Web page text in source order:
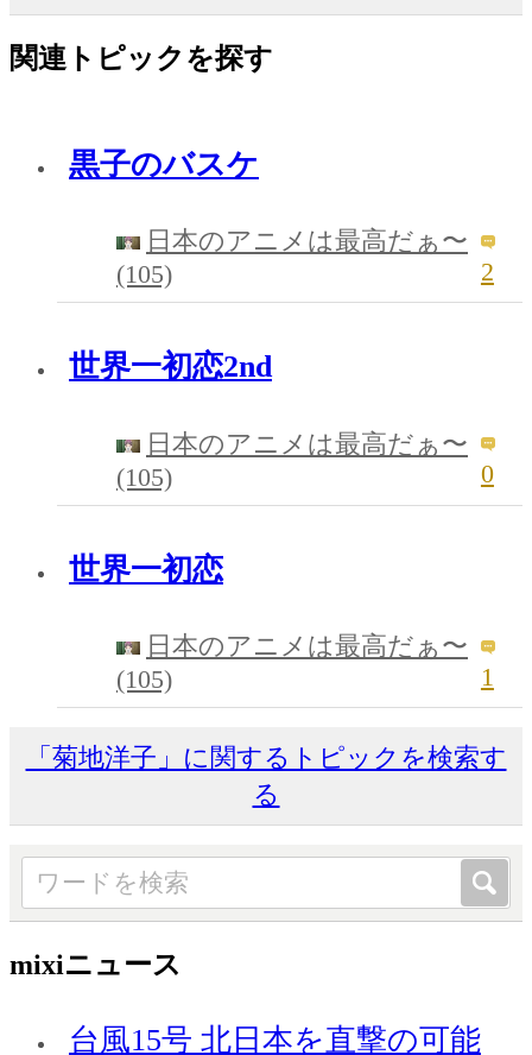
関連トピックを探す
黒子のバスケ
日本のアニメは最高だぁ〜
(105)
2
世界一初恋2nd
日本のアニメは最高だぁ〜
(105)
0
世界一初恋
日本のアニメは最高だぁ〜
(105)
1
「菊地洋子」に関するトピックを検索す
る
mixiニュース
台風15号 北日本を直撃の可能